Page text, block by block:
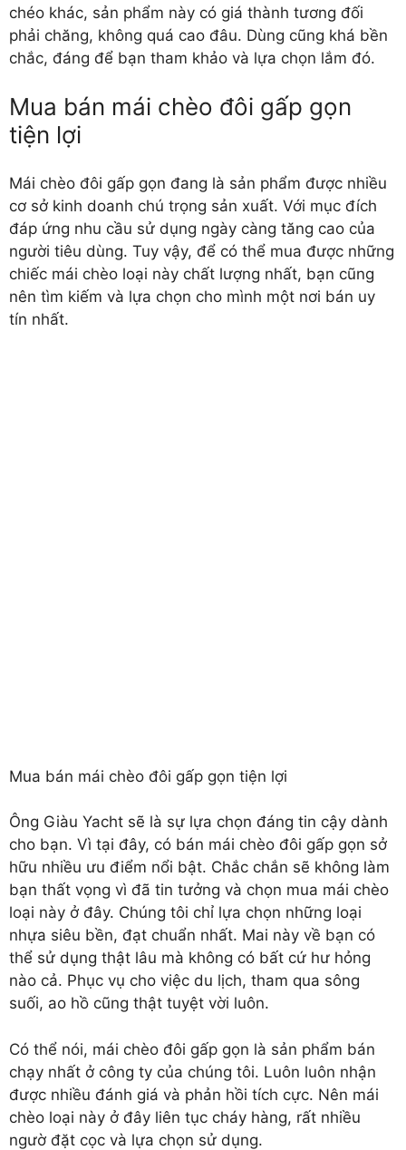
chéo khác, sản phẩm này có giá thành tương đối
phải chăng, không quá cao đâu. Dùng cũng khá bền
chắc, đáng để bạn tham khảo và lựa chọn lắm đó.
Mua bán mái chèo đôi gấp gọn
tiện lợi
Mái chèo đôi gấp gọn đang là sản phẩm được nhiều
cơ sở kinh doanh chú trọng sản xuất. Với mục đích
đáp ứng nhu cầu sử dụng ngày càng tăng cao của
người tiêu dùng. Tuy vậy, để có thể mua được những
chiếc mái chèo loại này chất lượng nhất, bạn cũng
nên tìm kiếm và lựa chọn cho mình một nơi bán uy
tín nhất.
Mua bán mái chèo đôi gấp gọn tiện lợi
Ông Giàu Yacht sẽ là sự lựa chọn đáng tin cậy dành
cho bạn. Vì tại đây, có bán mái chèo đôi gấp gọn sở
hữu nhiều ưu điểm nổi bật. Chắc chắn sẽ không làm
bạn thất vọng vì đã tin tưởng và chọn mua mái chèo
loại này ở đây. Chúng tôi chỉ lựa chọn những loại
nhựa siêu bền, đạt chuẩn nhất. Mai này về bạn có
thể sử dụng thật lâu mà không có bất cứ hư hỏng
nào cả. Phục vụ cho việc du lịch, tham qua sông
suối, ao hồ cũng thật tuyệt vời luôn.
Có thể nói, mái chèo đôi gấp gọn là sản phẩm bán
chạy nhất ở công ty của chúng tôi. Luôn luôn nhận
được nhiều đánh giá và phản hồi tích cực. Nên mái
chèo loại này ở đây liên tục cháy hàng, rất nhiều
ngườ đặt cọc và lựa chọn sử dụng.